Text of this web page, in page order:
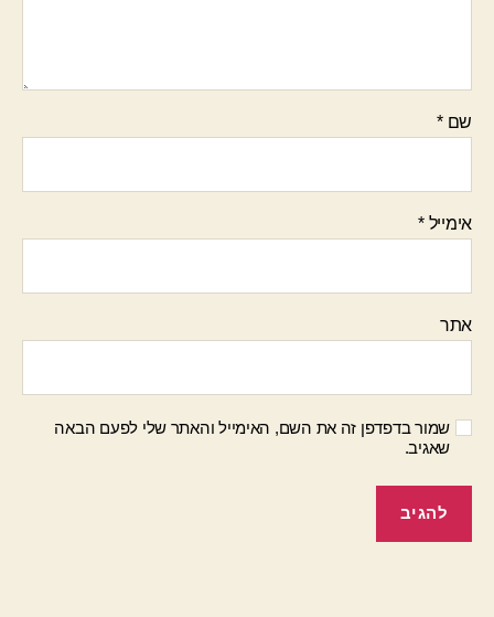
שם*
אימייל*
אתר
שמור בדפדפן זה את השם, האימייל והאתר שלי לפעם הבאה
שאגיב.